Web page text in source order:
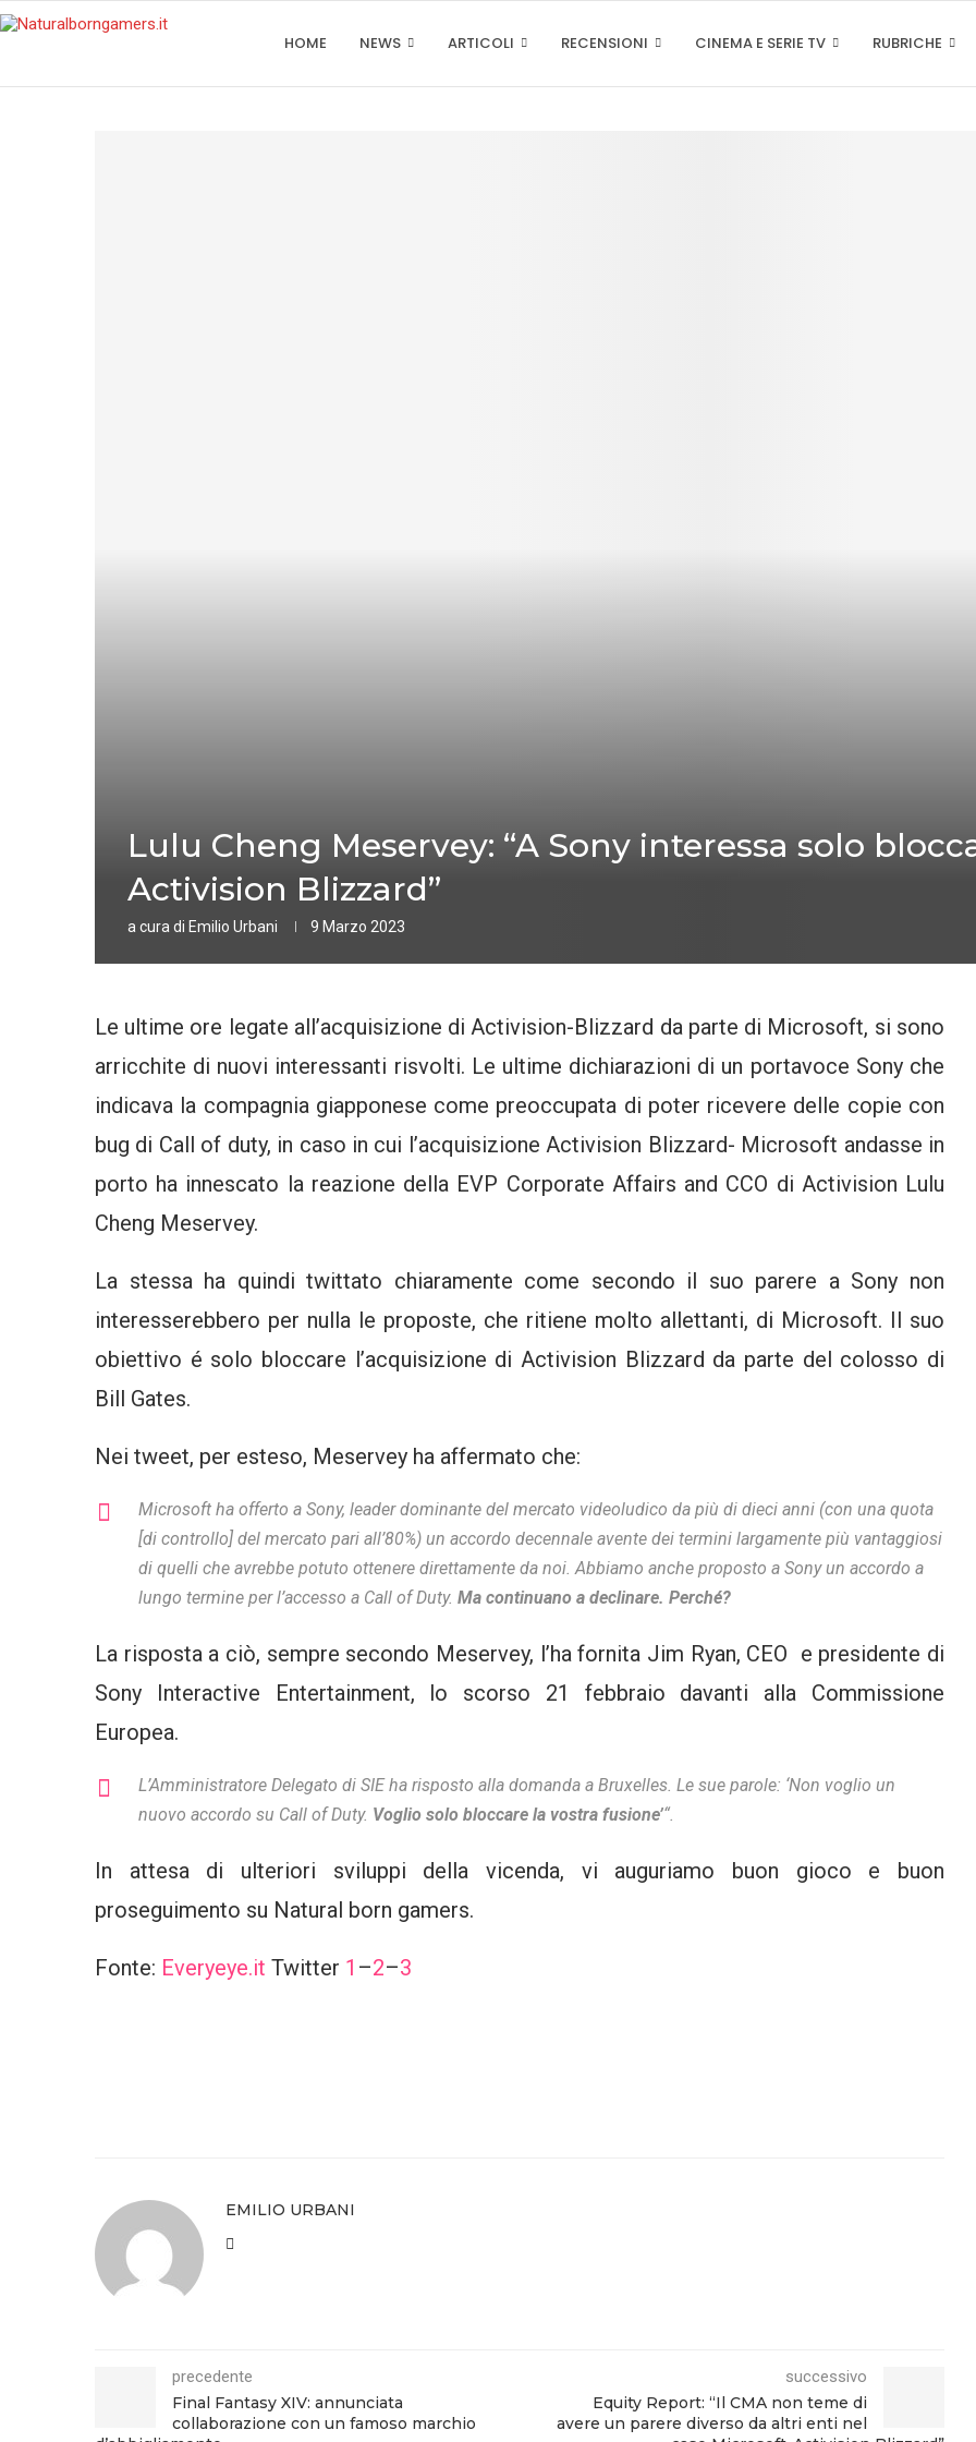
HOME NEWS ARTICOLI RECENSIONI CINEMA E SERIE TV RUBRICHE
Lulu Cheng Meservey: “A Sony interessa solo
Activision Blizzard”
a cura di Emilio Urbani 9 Marzo 2023
Le ultime ore legate all’acquisizione di Activision-Blizzard da parte di Microsoft, si sono
arricchite di nuovi interessanti risvolti. Le ultime dichiarazioni di un portavoce Sony che
indicava la compagnia giapponese come preoccupata di poter ricevere delle copie con
bug di Call of duty, in caso in cui l’acquisizione Activision Blizzard- Microsoft andasse in
porto ha innescato la reazione della EVP Corporate Affairs and CCO di Activision Lulu
Cheng Meservey.
La stessa ha quindi twittato chiaramente come secondo il suo parere a Sony non
interesserebbero per nulla le proposte, che ritiene molto allettanti, di Microsoft. Il suo
obiettivo é solo bloccare l’acquisizione di Activision Blizzard da parte del colosso di
Bill Gates.
Nei tweet, per esteso, Meservey ha affermato che:
Microsoft ha offerto a Sony, leader dominante del mercato videoludico da più di dieci anni (con una quota
[di controllo] del mercato pari all’80%) un accordo decennale avente dei termini largamente più vantaggiosi
di quelli che avrebbe potuto ottenere direttamente da noi.Abbiamo anche proposto a Sony un accordo a
lungo termine per l’accesso a Call of Duty. Ma continuano a declinare. Perché?
La risposta a ciò, sempre secondo Meservey, l’ha fornita Jim Ryan, CEO e presidente di
Sony Interactive Entertainment, lo scorso 21 febbraio davanti alla Commissione
Europea.
L’Amministratore Delegato di SIE ha risposto alla domanda a Bruxelles. Le sue parole: ‘Non voglio un
nuovo accordo su Call of Duty. Voglio solo bloccare la vostra fusione’“.
In attesa di ulteriori sviluppi della vicenda, vi auguriamo buon gioco e buon
proseguimento su Natural born gamers.
Fonte: Everyeye.it Twitter 1 –2–3
EMILIO URBANI
precedente
Final Fantasy XIV: annunciata
collaborazione con un famoso marchio
successivo
Equity Report: “Il CMA non teme di
avere un parere diverso da altri enti nel